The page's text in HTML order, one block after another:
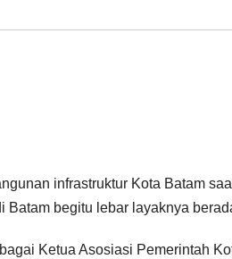
infrastruktur Kota Batam
begitu lebar layaknya
Ketua Asosiasi Pemerintah